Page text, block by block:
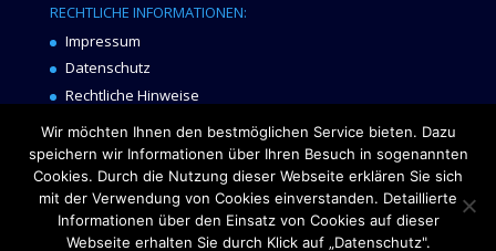
RECHTLICHE INFORMATIONEN:
Impressum
Datenschutz
Rechtliche Hinweise
Gender-Hinweis
Wir möchten Ihnen den bestmöglichen Service bieten. Dazu
speichern wir Informationen über Ihren Besuch in sogenannten
Cookies. Durch die Nutzung dieser Webseite erklären Sie sich
mit der Verwendung von Cookies einverstanden. Detaillierte
Informationen über den Einsatz von Cookies auf dieser
Webseite erhalten Sie durch Klick auf „Datenschutz".